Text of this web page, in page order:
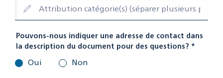
Pouvons-nous indiquer une adresse de contact dans
la description du document pour des questions? *
Oui Non